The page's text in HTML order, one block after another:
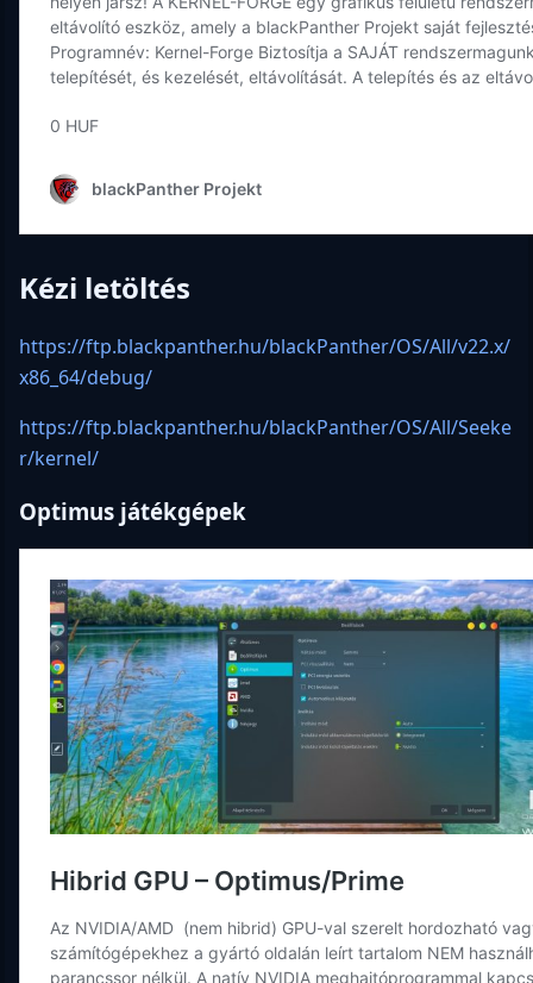
Kézi letöltés
https://ftp.blackpanther.hu/blackPanther/OS/All/v22.x/
x86_64/debug/
https://ftp.blackpanther.hu/blackPanther/OS/All/Seeke
r/kernel/
Optimus játékgépek